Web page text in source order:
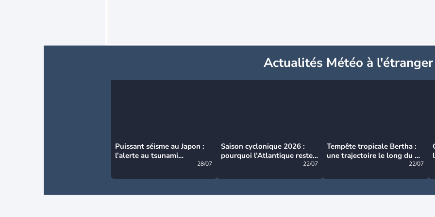
Actualités Météo à l'étranger
Puissant séisme au Japon :
l’alerte au tsunami
28/07
Saison cyclonique 2026 :
pourquoi l’Atlantique reste
22/07
Tempête tropicale Bertha :
une trajectoire le long du du
22/07